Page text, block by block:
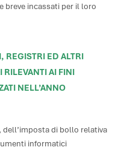
breve incassati per il loro
REGISTRI ED ALTRI
RILEVANTI AI FINI
NELL’ANNO
dell’imposta di bollo relativa
informatici